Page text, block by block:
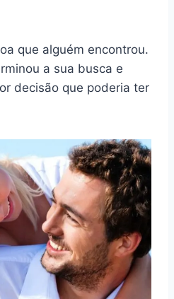
que alguém encontrou.
a sua busca e
decisão que poderia ter